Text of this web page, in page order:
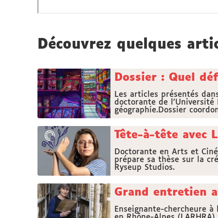
Découvrez quelques
Dossier : Quel
Les articles présentés
doctorante de
géographie.Dossier
Tête-à-tête avec
Doctorante en Arts et
prépare sa thèse sur la
Ryseup Studios.
Grand entretien
Enseignante-chercheure